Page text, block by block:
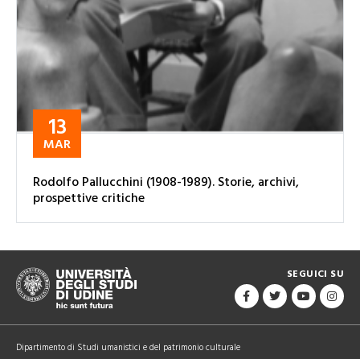
13
MAR
Rodolfo Pallucchini (1908-1989). Storie, archivi,
prospettive critiche
SEGUICI SU
Dipartimento di Studi umanistici e del patrimonio culturale